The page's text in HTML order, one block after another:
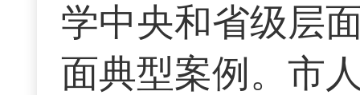
学中央和省级层
面典型案例。市